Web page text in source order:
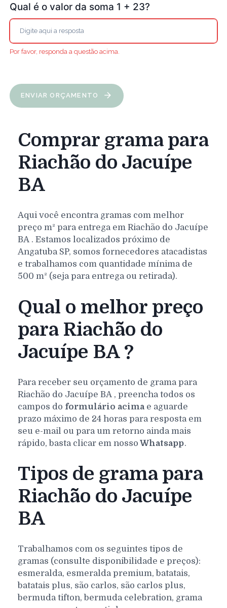
Qual é o valor da soma 1 + 23?
Por favor, responda a questão acima.
ENVIAR ORÇAMENTO
Comprar grama para
Riachão do Jacuípe
BA
Aqui você encontra gramas com melhor
preço m² para entrega em Riachão do Jacuípe
BA . Estamos localizados próximo de
Angatuba SP, somos fornecedores atacadistas
e trabalhamos com quantidade mínima de
500 m² (seja para entrega ou retirada).
Qual o melhor preço
para Riachão do
Jacuípe BA ?
Para receber seu orçamento de grama para
Riachão do Jacuípe BA , preencha todos os
campos do formulário acima e aguarde
prazo máximo de 24 horas para resposta em
seu e-mail ou para um retorno ainda mais
rápido, basta clicar em nosso Whatsapp.
Tipos de grama para
Riachão do Jacuípe
BA
Trabalhamos com os seguintes tipos de
gramas (consulte disponibilidade e preços):
esmeralda, esmeralda premium, batatais,
batatais plus, são carlos, são carlos plus,
bermuda tifton, bermuda celebration, grama